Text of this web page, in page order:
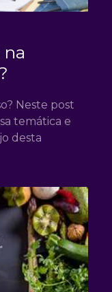
Neste post
temática e
desta